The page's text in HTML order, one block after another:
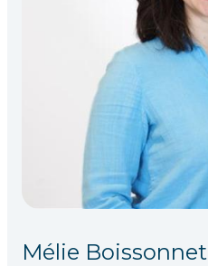
Mélie Boissonnet